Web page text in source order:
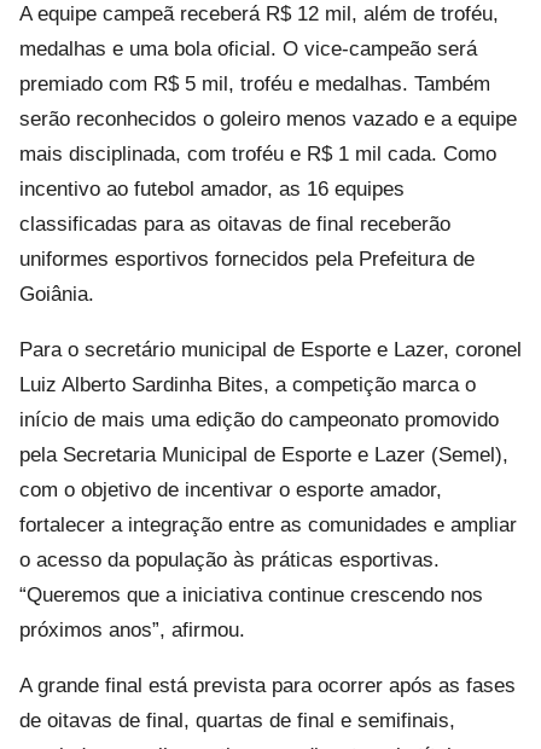
A equipe campeã receberá R$ 12 mil, além de troféu,
medalhas e uma bola oficial. O vice-campeão será
premiado com R$ 5 mil, troféu e medalhas. Também
serão reconhecidos o goleiro menos vazado e a equipe
mais disciplinada, com troféu e R$ 1 mil cada. Como
incentivo ao futebol amador, as 16 equipes
classificadas para as oitavas de final receberão
uniformes esportivos fornecidos pela Prefeitura de
Goiânia.
Para o secretário municipal de Esporte e Lazer, coronel
Luiz Alberto Sardinha Bites, a competição marca o
início de mais uma edição do campeonato promovido
pela Secretaria Municipal de Esporte e Lazer (Semel),
com o objetivo de incentivar o esporte amador,
fortalecer a integração entre as comunidades e ampliar
o acesso da população às práticas esportivas.
“Queremos que a iniciativa continue crescendo nos
próximos anos”, afirmou.
A grande final está prevista para ocorrer após as fases
de oitavas de final, quartas de final e semifinais,